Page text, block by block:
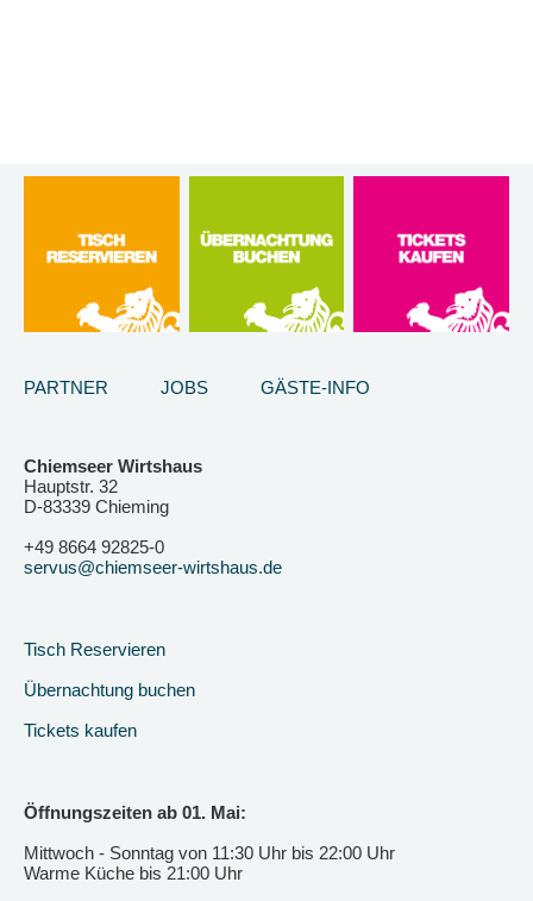
PARTNER JOBS GÄSTE-INFO
Chiemseer Wirtshaus
Hauptstr. 32
D-83339 Chieming
+49 8664 92825-0
servus@chiemseer-wirtshaus.de
Tisch Reservieren
Übernachtung buchen
Tickets kaufen
Öffnungszeiten ab 01. Mai:
Mittwoch - Sonntag von 11:30 Uhr bis 22:00 Uhr
Warme Küche bis 21:00 Uhr